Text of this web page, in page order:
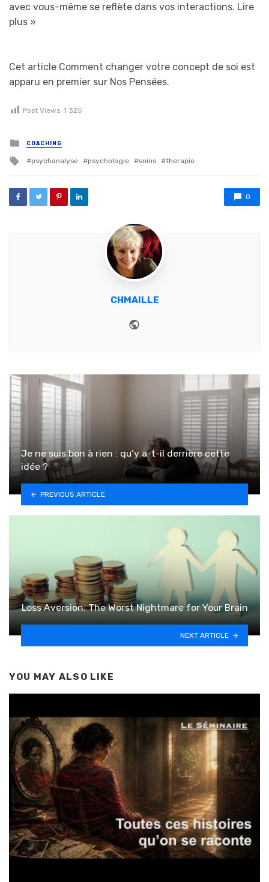
avec vous-même se reflète dans vos interactions. Lire
plus »
Cet article Comment changer votre concept de soi est
apparu en premier sur Nos Pensées.
Post Views: 1 325
Posted in
COACHING
Tagged with
psychanalyse psychologie soins therapie
0
CHMAILLE
Je ne suis bon à rien : qu’y a-t-il derrière cette
idée ?
PREVIOUS ARTICLE
Loss Aversion: The Worst Nightmare for Your Brain
NEXT ARTICLE
YOU MAY ALSO LIKE